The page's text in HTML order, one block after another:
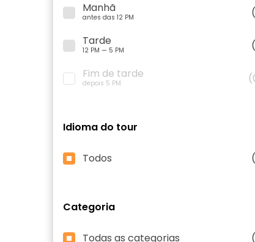
Manhã
antes das 12 PM
Tarde
12 PM — 5 PM
Fim de tarde
depois 5 PM
Idioma do tour
Todos
Categoria
Todas as categorias